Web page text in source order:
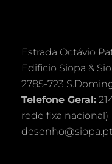
Estrada Octávio
Edificio Siopa &
2785-723
Telefone Geral:
rede fixa nacional)
desenho@siopa.pt